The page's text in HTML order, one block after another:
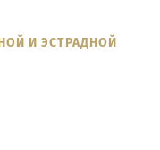
И ЭСТРАДНОЙ